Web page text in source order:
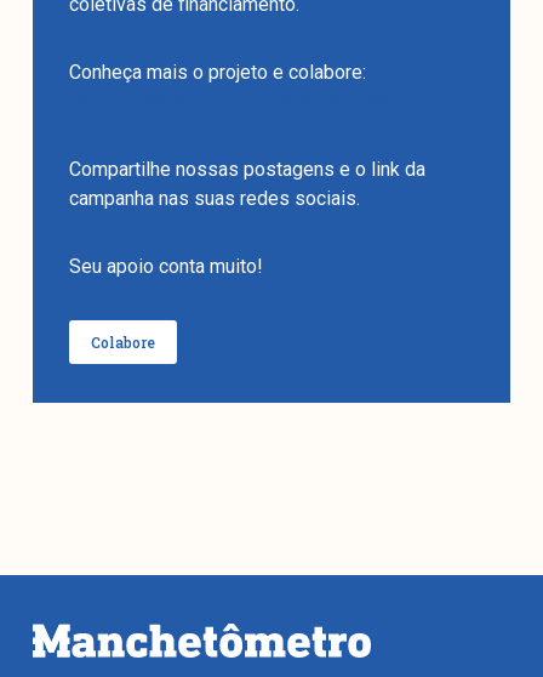
Conheça mais o projeto e colabore:
Compartilhe nossas postagens e o link da
campanha nas suas redes sociais.
Seu apoio conta muito!
Colabore